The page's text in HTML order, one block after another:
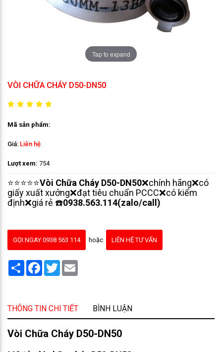
Tap to expand
VÒI CHỮA CHÁY D50-DN50
Mã sản phẩm:
Giá: Liên hệ
Lượt xem: 754
⭐⭐⭐⭐⭐Vòi Chữa Cháy D50-DN50❌chính hãng❌có
giấy xuất xưởng❌đạt tiêu chuẩn PCCC❌có kiểm
định❌giá rẻ ☎️0938.563.114(zalo/call)
GỌI NGAY 0938 563 114 hoặc LIÊN HỆ TƯ VẤN
Share Facebook
Twitter
THÔNG TIN CHI TIẾT BÌNH LUẬN
Vòi Chữa Cháy D50-DN50